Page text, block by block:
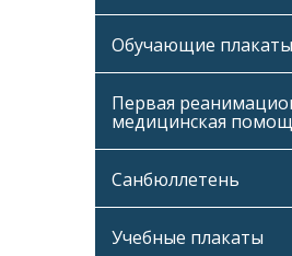
Обучающие плакаты
Первая
медицинская
Санбюллетень
Учебные плакаты